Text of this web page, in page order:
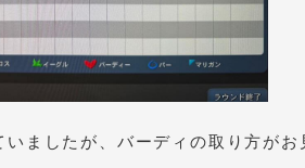
いましたが、バーディの取り方がお